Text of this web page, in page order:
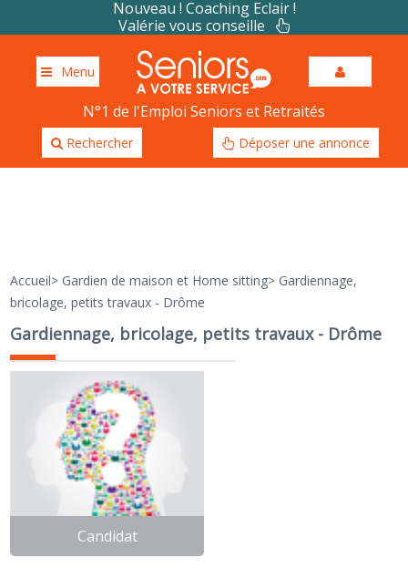
Nouveau ! Coaching Eclair !
Valérie vous conseille
Menu
N°1 de l'Emploi Seniors et Retraités
Rechercher Déposer une annonce
Accueil> Gardien de maison et Home sitting> Gardiennage,
bricolage, petits travaux - Drôme
Gardiennage, bricolage, petits travaux - Drôme
Candidat